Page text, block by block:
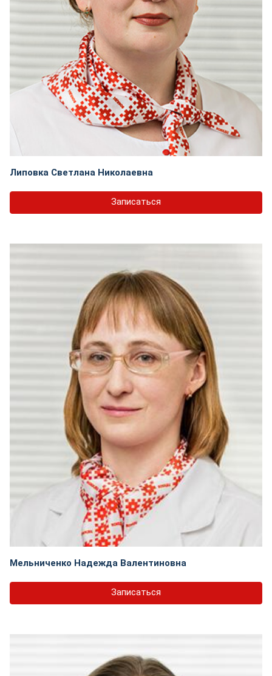
Липовка Светлана Николаевна
Записаться
Мельниченко Надежда Валентиновна
Записаться